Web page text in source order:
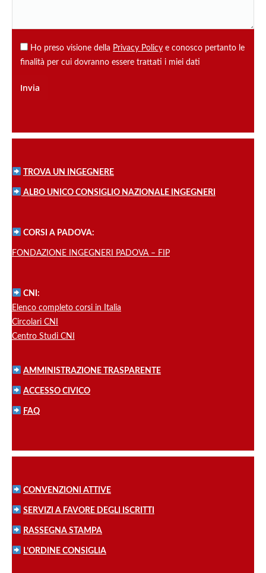
Ho preso visione della Privacy Policy e conosco pertanto le
finalità per cui dovranno essere trattati i miei dati
TROVA UN INGEGNERE
ALBO UNICO CONSIGLIO NAZIONALE INGEGNERI
CORSI A PADOVA:
FONDAZIONE INGEGNERI PADOVA – FIP
CNI:
Elenco completo corsi in Italia
Circolari CNI
Centro Studi CNI
AMMINISTRAZIONE TRASPARENTE
ACCESSO CIVICO
FAQ
CONVENZIONI ATTIVE
SERVIZI A FAVORE DEGLI ISCRITTI
RASSEGNA STAMPA
L’ORDINE CONSIGLIA